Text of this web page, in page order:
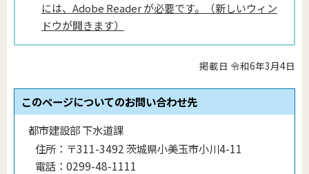
には、Adobe Reader が必要です。（新しいウィン
ドウが開きます）
掲載日 令和6年3月4日
このページについてのお問い合わせ先
都市建設部 下水道課
住所： 〒311-3492 茨城県小美玉市小川4-11
電話： 0299-48-1111